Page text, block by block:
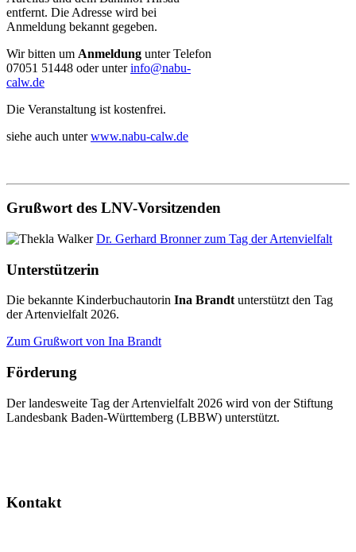
entfernt. Die Adresse wird bei
Anmeldung bekannt gegeben.
Wir bitten um Anmeldung unter Telefon
07051 51448 oder unterinfo@nabu-
calw.de
Die Veranstaltung ist kostenfrei.
siehe auch unterwww.nabu-calw.de
Grußwort des LNV-Vorsitzenden
Dr. Gerhard Bronner zum Tag der Artenvielfalt
Unterstützerin
Die bekannte Kinderbuchautorin Ina Brandtunterstützt den Tag
der Artenvielfalt 2026.
Zum Grußwort von Ina Brandt
Förderung
Der landesweite Tag der Artenvielfalt 2026 wird von der Stiftung
Landesbank Baden-Württemberg (LBBW) unterstützt.
Kontakt